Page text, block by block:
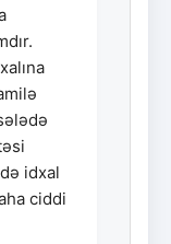
idxal
ciddi